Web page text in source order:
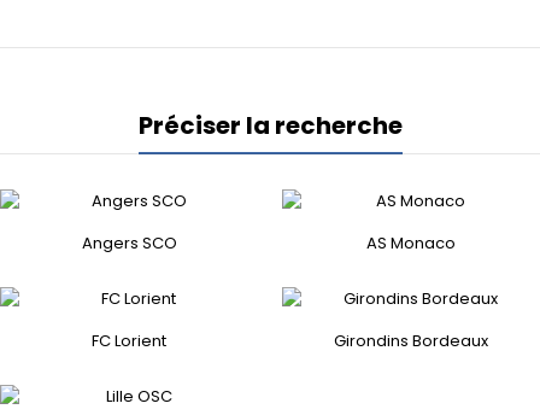
Préciser la recherche
Angers SCO AS Monaco
FC Lorient Girondins Bordeaux